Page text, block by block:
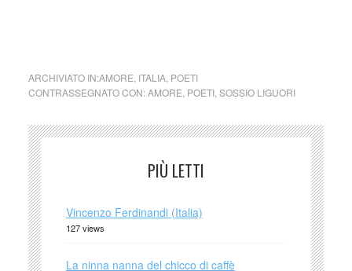
ARCHIVIATO IN:AMORE ITALIA, POETI
CONTRASSEGNATO CON:AMORE POETI, SOSSIO LIGUORI
PIÙ LETTI
Vincenzo Ferdinandi (Italia)
127 views
La ninna nanna del chicco di caffè